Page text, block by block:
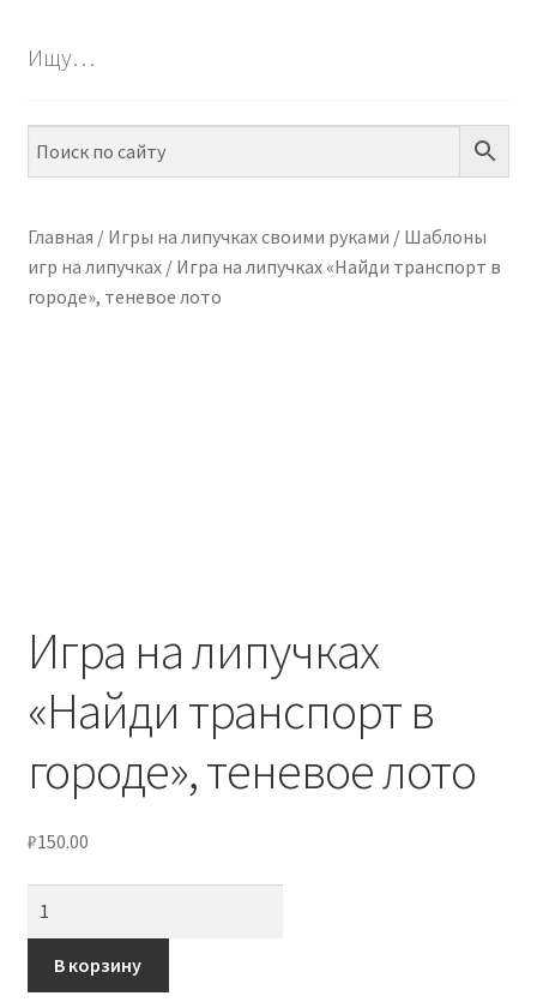
меню
ПО НАВЫКАМ
меню
МЕТОДИКИ
Ищу…
Главная / Игры на липучках своими руками / Шаблоны
игр на липучках/ Игра на липучках «Найди транспорт в
городе», теневое лото
Игра на липучках
«Найди транспорт в
городе», теневое лото
₽150.00
Игра
на
В корзину